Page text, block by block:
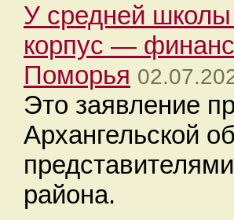
У средней школы
корпус —
Поморья
Это заявление
Архангельской
района.